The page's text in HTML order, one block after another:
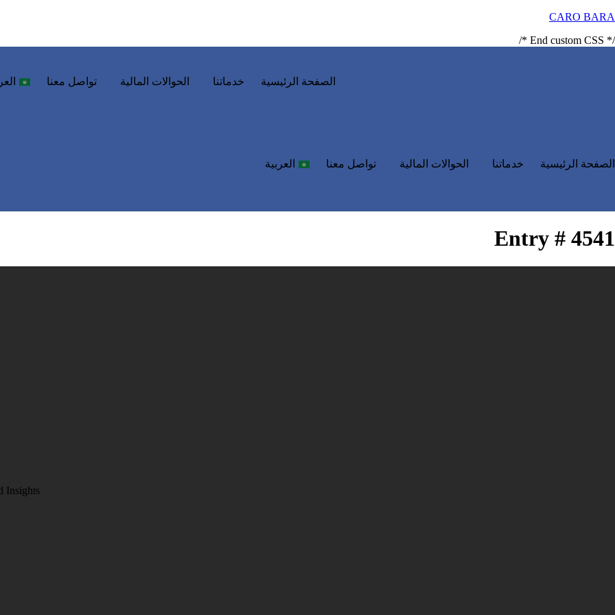
CARO BARA
/* End custom CSS */
الصفحة الرئيسية خدماتنا الحوالات المالية تواصل معنا
الصفحة الرئيسية خدماتنا الحوالات المالية تواصل معنا العربية
Entry # 4541
Insights